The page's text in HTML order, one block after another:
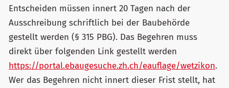
Entscheiden müssen innert 20 Tagen nach der
Ausschreibung schriftlich bei der Baubehörde
gestellt werden (§ 315 PBG). Das Begehren muss
direkt über folgenden Link gestellt werden
https://portal.ebaugesuche.zh.ch/eauflage/wetzikon.
Wer das Begehren nicht innert dieser Frist stellt, hat